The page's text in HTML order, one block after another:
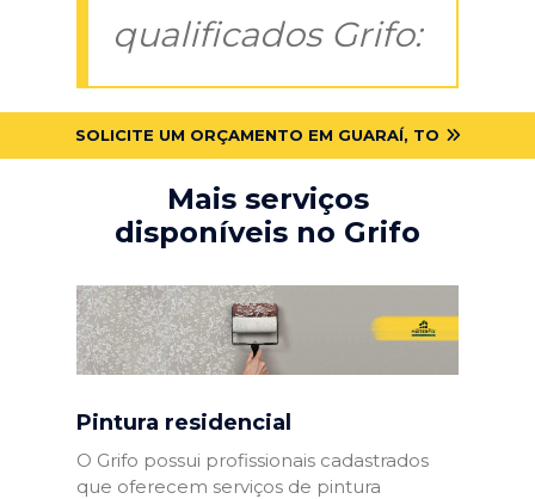
qualificados Grifo:
SOLICITE UM ORÇAMENTO EM GUARAÍ, TO
Mais serviços
disponíveis no Grifo
Pintura residencial
O Grifo possui profissionais cadastrados
que oferecem serviços de pintura